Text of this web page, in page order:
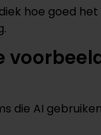
hoe goed
die AI